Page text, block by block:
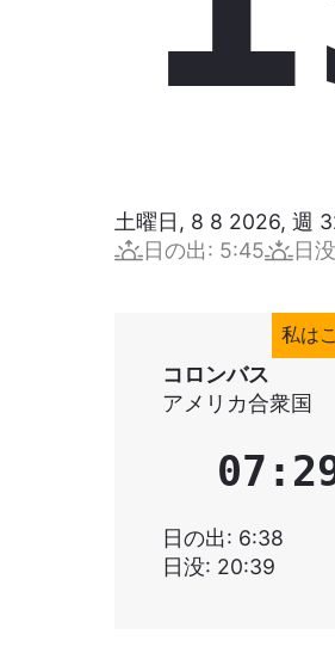
土曜日, 8 8 2026, 週
日の出: 5:45 日没
私は
コロンバス
アメリカ合衆国
日の出: 6:38
日没: 20:39